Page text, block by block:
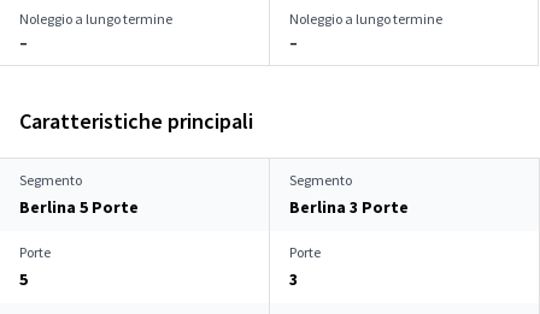
Noleggio a lungo termine
–
Noleggio a lungo termine
–
Caratteristiche principali
Segmento
Berlina 5 Porte
Segmento
Berlina 3 Porte
Porte
5
Porte
3